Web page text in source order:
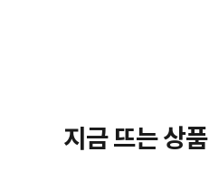
지금 뜨는 상품